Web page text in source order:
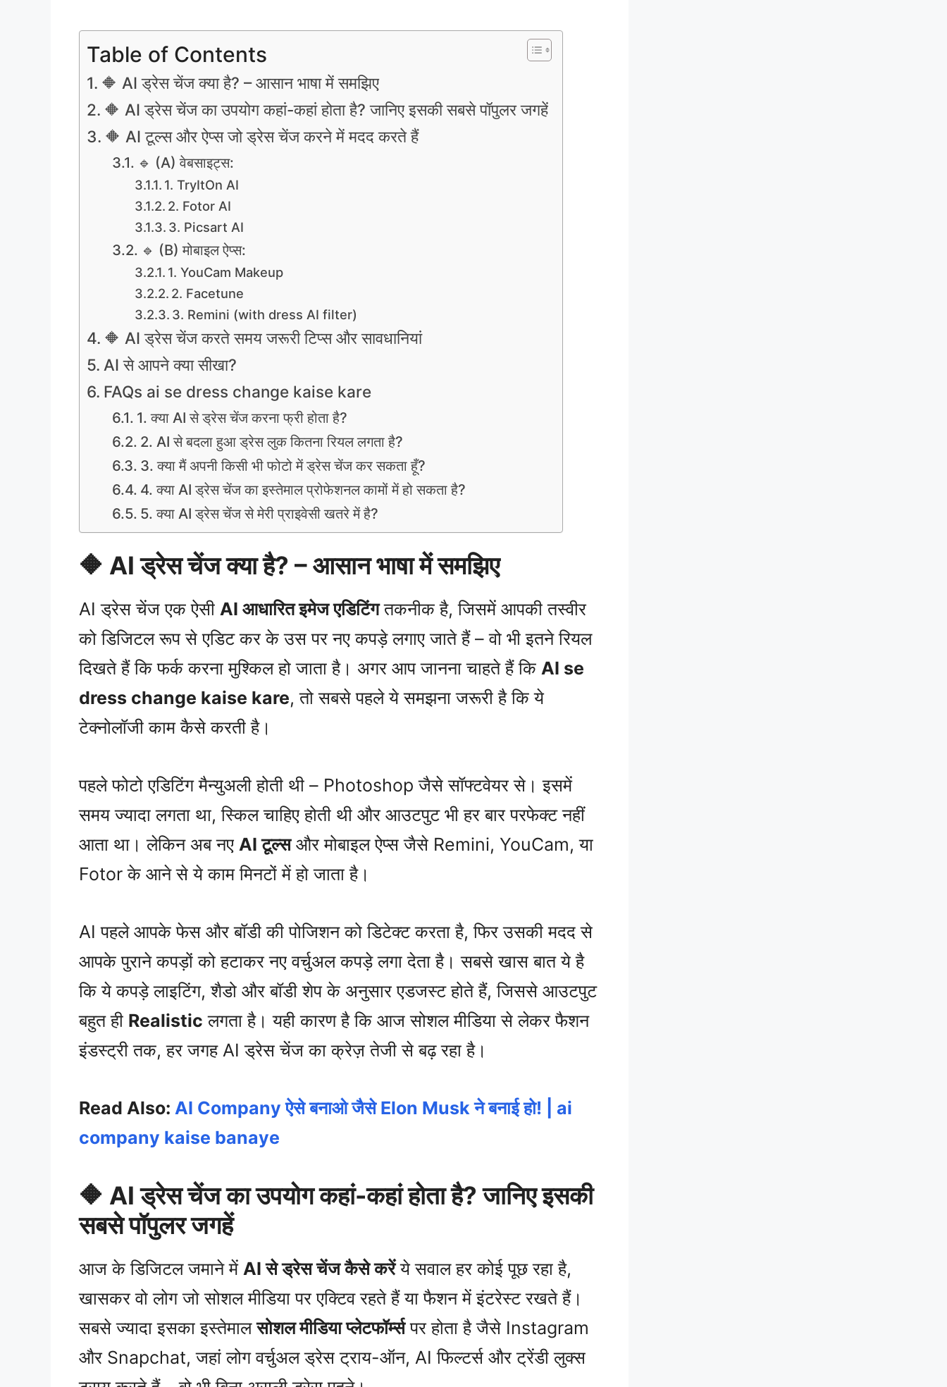
Table of Contents
🔶 AI ड्रेस चेंज क्या है? – आसान भाषा में समझिए
🔶 AI ड्रेस चेंज का उपयोग कहां-कहां होता है? जानिए इसकी सबसे पॉपुलर जगहें
🔶 AI टूल्स और ऐप्स जो ड्रेस चेंज करने में मदद करते हैं
🔹 (A) वेबसाइट्स:
1. TryItOn AI
2. Fotor AI
3. Picsart AI
🔹 (B) मोबाइल ऐप्स:
1. YouCam Makeup
2. Facetune
3. Remini (with dress AI filter)
🔶 AI ड्रेस चेंज करते समय जरूरी टिप्स और सावधानियां
AI से आपने क्या सीखा?
FAQs ai se dress change kaise kare
1. क्या AI से ड्रेस चेंज करना फ्री होता है?
2. AI से बदला हुआ ड्रेस लुक कितना रियल लगता है?
3. क्या मैं अपनी किसी भी फोटो में ड्रेस चेंज कर सकता हूँ?
4. क्या AI ड्रेस चेंज का इस्तेमाल प्रोफेशनल कामों में हो सकता है?
5. क्या AI ड्रेस चेंज से मेरी प्राइवेसी खतरे में है?
🔶 AI ड्रेस चेंज क्या है? – आसान भाषा में समझिए
AI ड्रेस चेंज एक ऐसी AI आधारित इमेज एडिटिंगतकनीक है, जिसमें आपकी तस्वीर
को डिजिटल रूप से एडिट कर के उस पर नए कपड़े लगाए जाते हैं – वो भी इतने रियल
दिखते हैं कि फर्क करना मुश्किल हो जाता है। अगर आप जानना चाहते हैं कि AI se
dress change kaise kare, तो सबसे पहले ये समझना जरूरी है कि ये
टेक्नोलॉजी काम कैसे करती है।
पहले फोटो एडिटिंग मैन्युअली होती थी – Photoshop जैसे सॉफ्टवेयर से। इसमें
समय ज्यादा लगता था, स्किल चाहिए होती थी और आउटपुट भी हर बार परफेक्ट नहीं
आता था। लेकिन अब नए AI टूल्सऔर मोबाइल ऐप्स जैसे Remini, YouCam, या
Fotor के आने से ये काम मिनटों में हो जाता है।
AI पहले आपके फेस और बॉडी की पोजिशन को डिटेक्ट करता है, फिर उसकी मदद से
आपके पुराने कपड़ों को हटाकर नए वर्चुअल कपड़े लगा देता है। सबसे खास बात ये है
कि ये कपड़े लाइटिंग, शैडो और बॉडी शेप के अनुसार एडजस्ट होते हैं, जिससे आउटपुट
बहुत ही Realistic लगता है। यही कारण है कि आज सोशल मीडिया से लेकर फैशन
इंडस्ट्री तक, हर जगह AI ड्रेस चेंज का क्रेज़ तेजी से बढ़ रहा है।
Read Also: AI Company ऐसे बनाओ जैसे Elon Musk ने बनाई हो! | ai
company kaise banaye
🔶 AI ड्रेस चेंज का उपयोग कहां-कहां होता है? जानिए इसकी
सबसे पॉपुलर जगहें
आज के डिजिटल जमाने में AI से ड्रेस चेंज कैसे करेंये सवाल हर कोई पूछ रहा है,
खासकर वो लोग जो सोशल मीडिया पर एक्टिव रहते हैं या फैशन में इंटरेस्ट रखते हैं।
सबसे ज्यादा इसका इस्तेमालसोशल मीडिया प्लेटफॉर्म्सपर होता है जैसे Instagram
और Snapchat, जहां लोग वर्चुअल ड्रेस ट्राय-ऑन, AI फिल्टर्स और ट्रेंडी लुक्स